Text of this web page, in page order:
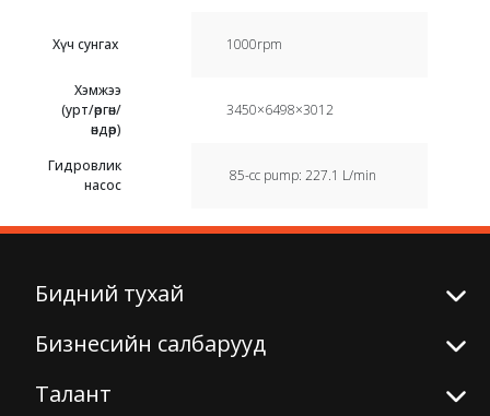
Хүч сунгах 1000rpm
Хэмжээ
(урт/өргөн/
өндөр)
3450×6498×3012
Гидровлик
насос
85-cc pump: 227.1 L/min
Бидний тухай
Бизнесийн салбарууд
Талант